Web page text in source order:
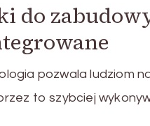
do
pozwala ludziom
to szybciej